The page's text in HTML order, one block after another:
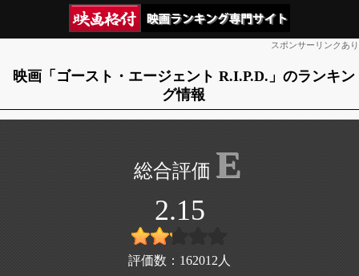
スポンサーリンクあり
映画「ゴースト・エージェント R.I.P.D.」のランキン
グ情報
E
2.15
評価数： 162012 人